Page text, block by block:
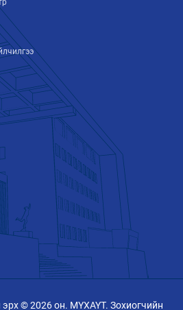
эрх © 2026 он. МҮХАҮТ. Зохиогчийн